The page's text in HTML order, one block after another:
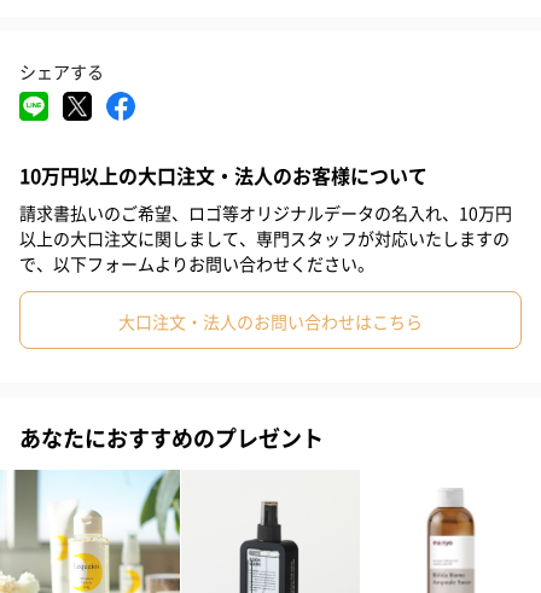
保湿ブースター
す。
色とりどりに生きる「あなた」へ
肌の状態は日々変わり、肌が求めるものも変わっていきます。
#70代 #80代
シェアする
10万円以上の大口注文・法人のお客様について
請求書払いのご希望、ロゴ等オリジナルデータの名入れ、10万円
以上の大口注文に関しまして、専門スタッフが対応いたしますの
で、以下フォームよりお問い合わせください。
大口注文・法人のお問い合わせはこちら
あなたにおすすめのプレゼント